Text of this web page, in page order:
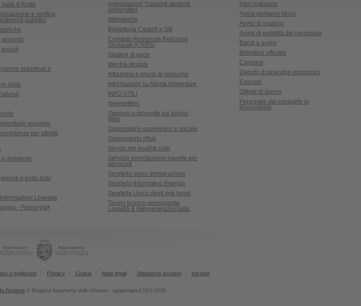
Valle d'Aosta
e verifica
pubblici
giovanili
sociali
industriali e
civile
europeo
per attività
e ambiente
e bollo auto
Lovevda
- PresseVdA
Agevolazioni Trasporti studenti
universitari
Biblioteche
Biglietteria Castelli e Siti
Comitato Regionale Relazioni
Sindacali (CRRS)
Giudice di pace
Identità digitale
Inflazione e prezzi al consumo
Informazioni su Allerta Alimentare
INFO UTILI
Newsletters
Opinioni e proposte sui servizi
Web
Osservatorio economico e sociale
Osservatorio rifiuti
Servizi per invalidi civili
Servizio prenotazione navette per
aeroporti
Sportello unico Immigrazione
Sportello Informativo Energia
Sportello Unico degli enti locali
Tavolo tecnico permanente
Legalità & Intergenerazionalità
Albo notiziario
Avvisi demanio idrico
Avvisi di incarico
Avvisi di mobilità del personale
Bandi e avvisi
Bollettino ufficiale
Concorsi
Elenchi di operatori economici
Espropri
Offerte di lavoro
Personale del comparto in
disponibilità
a migliorare Privacy Cookie Note legali Statistiche accessi Intranet
Regione© Regione Autonoma Valle d'Aosta - aggiornata il 23/1/2018